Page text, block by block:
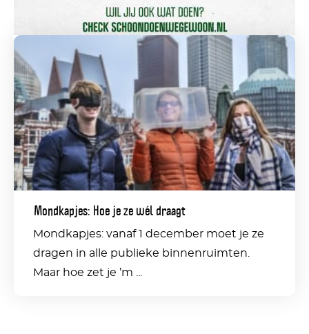
Mondkapjes:
Hoe
je
ze
wél
draagt
Mondkapjes: Hoe je ze wél draagt
Mondkapjes: vanaf 1 december moet je ze
dragen in alle publieke binnenruimten.
Maar hoe zet je ’m ...